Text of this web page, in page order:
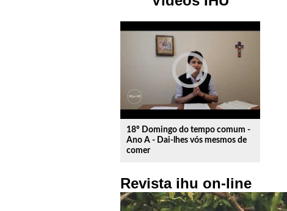
play_circle_outline
18º Domingo do tempo comum -
Ano A - Dai-lhes vós mesmos de
comer
Revista ihu on-line